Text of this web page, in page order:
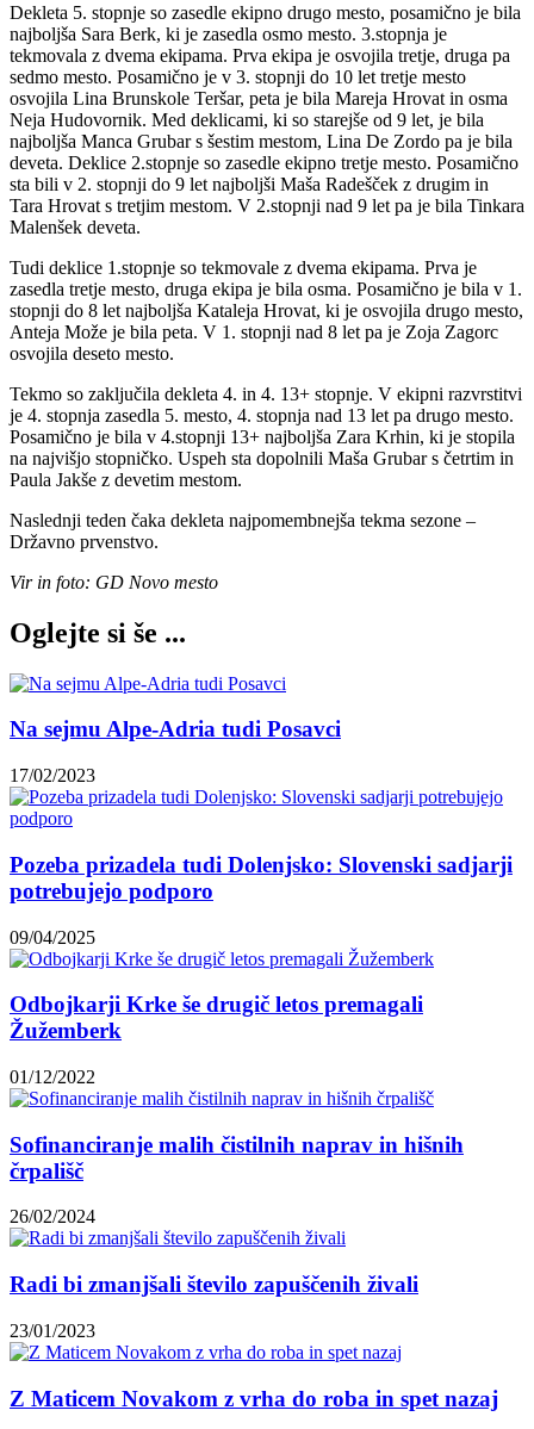
Dekleta 5. stopnje so zasedle ekipno drugo mesto, posamično je bila
najboljša Sara Berk, ki je zasedla osmo mesto. 3.stopnja je
tekmovala z dvema ekipama. Prva ekipa je osvojila tretje, druga pa
sedmo mesto. Posamično je v 3. stopnji do 10 let tretje mesto
osvojila Lina Brunskole Teršar, peta je bila Mareja Hrovat in osma
Neja Hudovornik. Med deklicami, ki so starejše od 9 let, je bila
najboljša Manca Grubar s šestim mestom, Lina De Zordo pa je bila
deveta. Deklice 2.stopnje so zasedle ekipno tretje mesto. Posamično
sta bili v 2. stopnji do 9 let najboljši Maša Radešček z drugim in
Tara Hrovat s tretjim mestom. V 2.stopnji nad 9 let pa je bila Tinkara
Malenšek deveta.
Tudi deklice 1.stopnje so tekmovale z dvema ekipama. Prva je
zasedla tretje mesto, druga ekipa je bila osma. Posamično je bila v 1.
stopnji do 8 let najboljša Kataleja Hrovat, ki je osvojila drugo mesto,
Anteja Može je bila peta. V 1. stopnji nad 8 let pa je Zoja Zagorc
osvojila deseto mesto.
Tekmo so zaključila dekleta 4. in 4. 13+ stopnje. V ekipni razvrstitvi
je 4. stopnja zasedla 5. mesto, 4. stopnja nad 13 let pa drugo mesto.
Posamično je bila v 4.stopnji 13+ najboljša Zara Krhin, ki je stopila
na najvišjo stopničko. Uspeh sta dopolnili Maša Grubar s četrtim in
Paula Jakše z devetim mestom.
Naslednji teden čaka dekleta najpomembnejša tekma sezone –
Državno prvenstvo.
Vir in foto: GD Novo mesto
Oglejte si še ...
Na sejmu Alpe-Adria tudi Posavci
17/02/2023
Pozeba prizadela tudi Dolenjsko: Slovenski sadjarji
potrebujejo podporo
09/04/2025
Odbojkarji Krke še drugič letos premagali
Žužemberk
01/12/2022
Sofinanciranje malih čistilnih naprav in hišnih
črpališč
26/02/2024
Radi bi zmanjšali število zapuščenih živali
23/01/2023
Z Maticem Novakom z vrha do roba in spet nazaj